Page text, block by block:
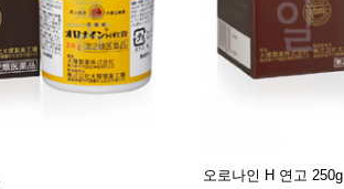
오로나인 H 연고 250g